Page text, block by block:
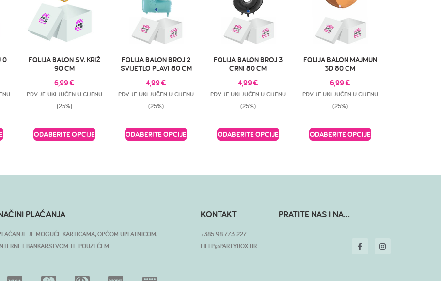
0
FOLIJA BALON SV. KRIŽ
90 CM
6,99€
PDV JE UKLJUČEN U CIJENU
(25%)
ODABERITE OPCIJE
FOLIJA BALON BROJ 2
SVIJETLO PLAVI 80 CM
4,99€
PDV JE UKLJUČEN U CIJENU
(25%)
ODABERITE OPCIJE
FOLIJA BALON BROJ 3
CRNI 80 CM
4,99€
PDV JE UKLJUČEN U CIJENU
(25%)
ODABERITE OPCIJE
FOLIJA BALON MAJMUN
3D 80 CM
6,99€
PDV JE UKLJUČEN U CIJENU
(25%)
ODABERITE OPCIJE
PLAĆANJA
JE MOGUĆE KARTICAMA, OPĆOM UPLATNICOM,
BANKARSTVOM TE POUZEĆEM
KONTAKT
+385 98 773 227
HELP@PARTYBOX.HR
PRATITE NAS I NA...